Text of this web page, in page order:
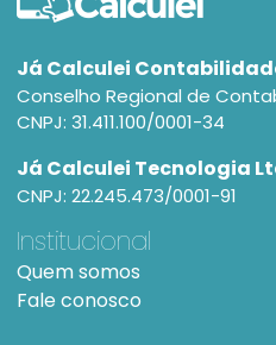
Já Calculei
Conselho Regional de
CNPJ: 31.411.100/0001-34
Já Calculei Tecnologia
CNPJ: 22.245.473/0001-91
Institucional
Quem somos
Fale conosco